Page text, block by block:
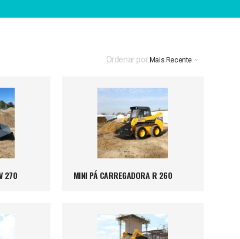
Ordenar por:Mais Recente
270 MINI PÁ CARREGADORA R 260